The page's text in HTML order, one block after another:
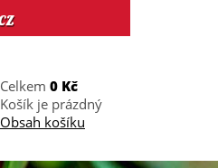
Celkem 0 Kč
Košík je prázdný
Obsah košíku